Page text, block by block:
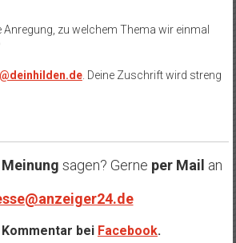
Anregung, zu welchem Thema wir einmal
. Deine Zuschrift wird streng
Meinung sagen? Gerne per Mail an
Kommentar bei Facebook.